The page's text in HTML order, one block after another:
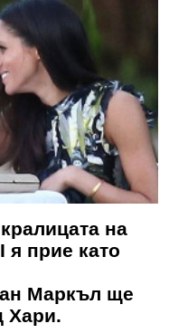
на
я прие като
Маркъл ще
Хари.